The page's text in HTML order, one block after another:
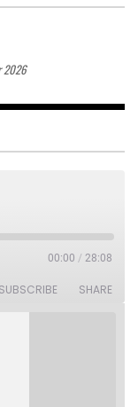
2026
00:00 / 28:08
SUBSCRIBE SHARE